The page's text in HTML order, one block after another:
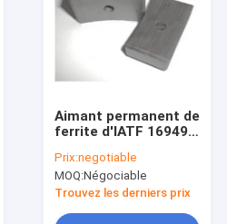
Aimant permanent de
ferrite d'IATF 16949
JC-Y4240
Prix:negotiable
MOQ:Négociable
Trouvez les derniers prix